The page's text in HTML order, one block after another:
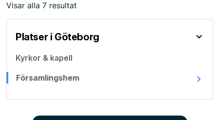
Visar alla 7 resultat
Platser i Göteborg
Kyrkor & kapell
Församlingshem